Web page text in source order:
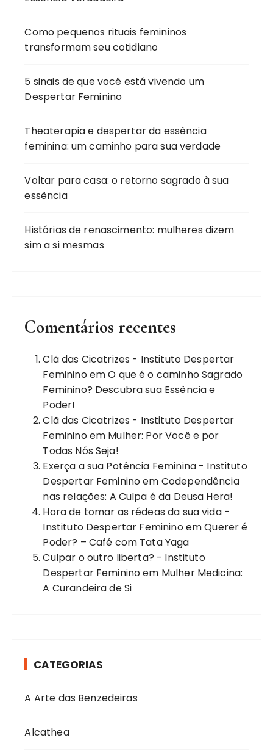
Como pequenos rituais femininos
transformam seu cotidiano
5 sinais de que você está vivendo um
Despertar Feminino
Theaterapia e despertar da essência
feminina: um caminho para sua verdade
Voltar para casa: o retorno sagrado à sua
essência
Histórias de renascimento: mulheres dizem
sim a si mesmas
Comentários recentes
Clã das Cicatrizes - Instituto Despertar
FemininoemO que é o caminho Sagrado
Feminino? Descubra sua Essência e
Poder!
Clã das Cicatrizes - Instituto Despertar
Femininoem Mulher: Por Você e por
Todas Nós Seja!
Exerça a sua Potência Feminina - Instituto
Despertar Femininoem Codependência
nas relações: A Culpa é da Deusa Hera!
Hora de tomar as rédeas da sua vida -
Instituto Despertar FemininoemQuerer é
Poder? – Café com Tata Yaga
Culpar o outro liberta? - Instituto
Despertar Femininoem Mulher Medicina:
A Curandeira de Si
CATEGORIAS
A Arte das Benzedeiras
Alcathea